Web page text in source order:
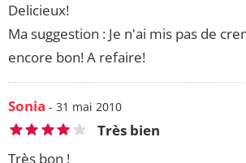
Delicieux!
Ma suggestion : Je n'ai mis pas de
encore bon! A refaire!
Sonia - 31 mai 2010
Très bien
Très bon !